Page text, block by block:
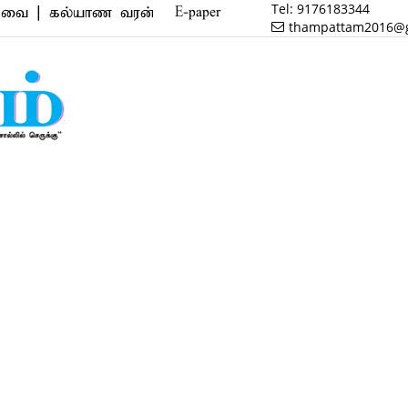
வரன் | மருத்துவம் | வணிகம் | பைனான்ஸ் |
E-paper Tel: 9176183344